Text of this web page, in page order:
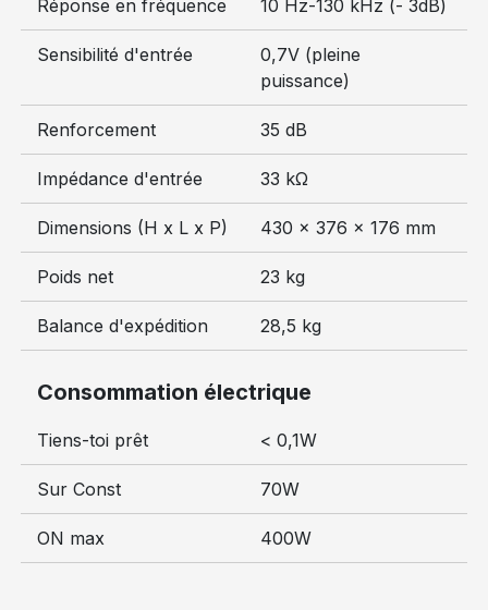
Réponse en fréquence 10 Hz-130 kHz (- 3dB)
Sensibilité d'entrée
0,7V (pleine
puissance)
Renforcement 35 dB
Impédance d'entrée 33 kΩ
Dimensions (H x L x P) 430 x 376 x 176 mm
Poids net 23 kg
Balance d'expédition 28,5 kg
Consommation électrique
Tiens-toi prêt < 0,1W
Sur Const 70W
ON max 400W